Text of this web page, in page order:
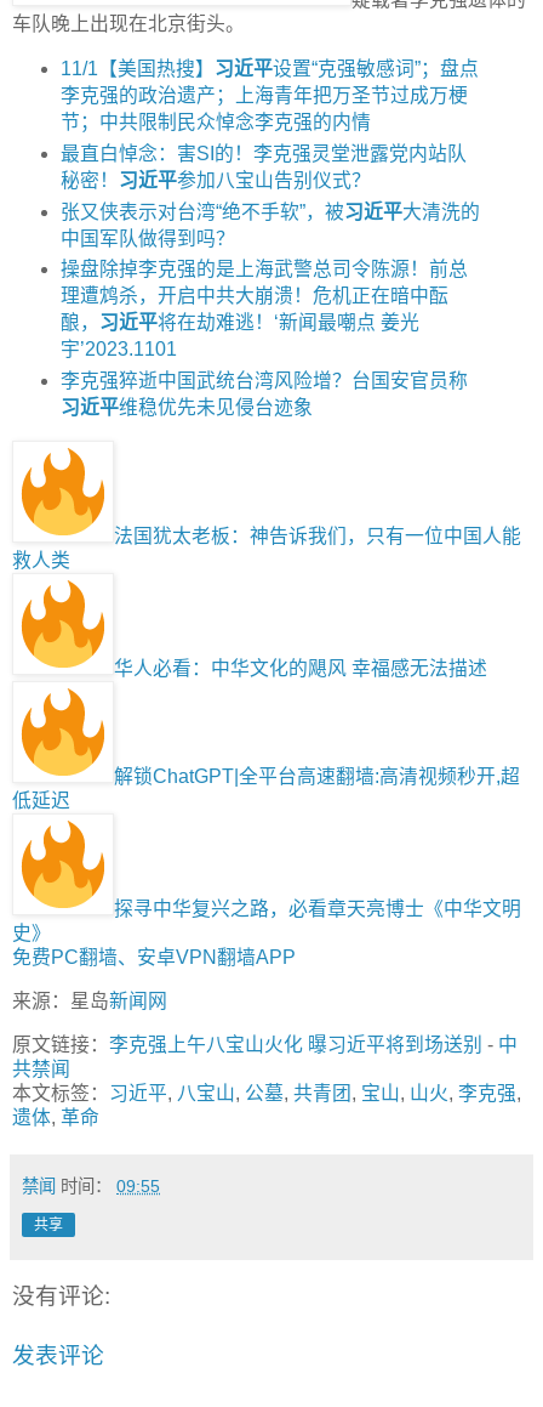
车队晚上出现在北京街头。
11/1【美国热搜】 习近平设置“克强敏感词”；盘点
李克强的政治遗产；上海青年把万圣节过成万梗
节；中共限制民众悼念李克强的内情
最直白悼念：害SI的！李克强灵堂泄露党内站队
秘密！ 习近平参加八宝山告别仪式？
张又侠表示对台湾“绝不手软”，被习近平大清洗的
中国军队做得到吗？
操盘除掉李克强的是上海武警总司令陈源！前总
理遭鸩杀，开启中共大崩溃！危机正在暗中酝
酿， 习近平将在劫难逃！‘新闻最嘲点 姜光
宇’2023.1101
李克强猝逝中国武统台湾风险增？台国安官员称
习近平维稳优先未见侵台迹象
法国犹太老板：神告诉我们，只有一位中国人能
救人类
华人必看：中华文化的飓风 幸福感无法描述
解锁ChatGPT|全平台高速翻墙:高清视频秒开,超
低延迟
探寻中华复兴之路，必看章天亮博士《中华文明
史》
免费PC翻墙、安卓VPN翻墙APP
来源：星岛新闻网
原文链接： 李克强上午八宝山火化 曝习近平将到场送别 - 中
共禁闻
本文标签： 习近平, 八宝山, 公墓, 共青团 , 宝山, 山火, 李克强,
遗体, 革命
禁闻 时间： 09:55
共享
没有评论:
发表评论